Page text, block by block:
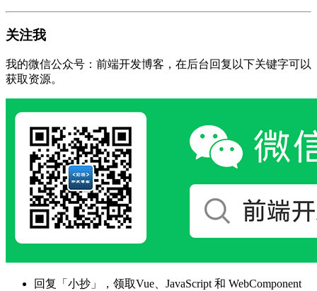
关注我
我的微信公众号：前端开发博客，在后台回复以下关键字可以
获取资源。
回复「小抄」，领取Vue、JavaScript 和 WebComponent